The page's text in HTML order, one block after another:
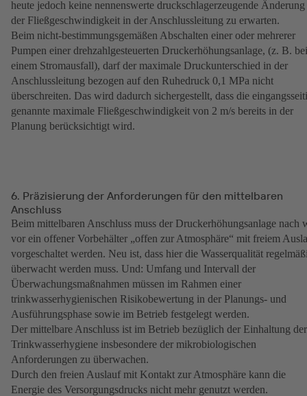
heute jedoch keine nennenswerte druckschlagerzeugende Änderung
der Fließgeschwindigkeit in der Anschlussleitung zu erwarten.
Beim nicht-bestimmungsgemäßen Abschalten einer oder mehrerer
Pumpen einer drehzahlgesteuerten Druckerhöhungsanlage, (z. B. bei
einem Stromausfall), darf der maximale Druckunterschied in der
Anschlussleitung bezogen auf den Ruhedruck 0,1 MPa nicht
überschreiten. Das wird dadurch sichergestellt, dass die
genannte maximale Fließgeschwindigkeit von 2 m/s bereits in der
Planung berücksichtigt wird.
6. Präzisierung der Anforderungen für den mittelbaren
Anschluss
Beim mittelbaren Anschluss muss der Druckerhöhungsanlage nach
vor ein offener Vorbehälter „offen zur Atmosphäre“ mit freiem
vorgeschaltet werden. Neu ist, dass hier die Wasserqualität
überwacht werden muss. Und: Umfang und Intervall der
Überwachungsmaßnahmen müssen im Rahmen einer
trinkwasserhygienischen Risikobewertung in der Planungs- und
Ausführungsphase sowie im Betrieb festgelegt werden.
Der mittelbare Anschluss ist im Betrieb bezüglich der Einhaltung der
Trinkwasserhygiene insbesondere der mikrobiologischen
Anforderungen zu überwachen.
Durch den freien Auslauf mit Kontakt zur Atmosphäre kann die
Energie des Versorgungsdrucks nicht mehr genutzt werden.